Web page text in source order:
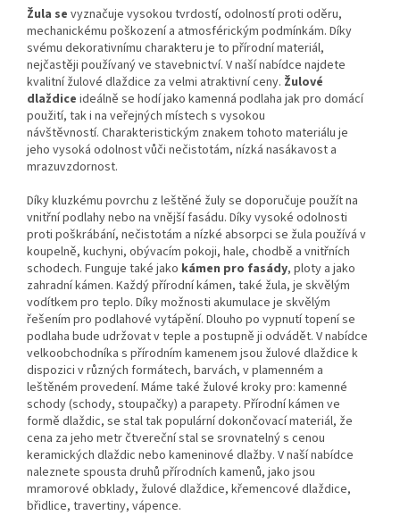
Žula se vyznačuje vysokou tvrdostí, odolností proti oděru,
mechanickému poškození a atmosférickým podmínkám. Díky
svému dekorativnímu charakteru je to přírodní materiál,
nejčastěji používaný ve stavebnictví. V naší nabídce najdete
kvalitní žulové dlaždice za velmi atraktivní ceny. Žulové
dlaždice ideálně se hodí jako kamenná podlaha jak pro domácí
použití, tak i na veřejných místech s vysokou
návštěvností. Charakteristickým znakem tohoto materiálu je
jeho vysoká odolnost vůči nečistotám, nízká nasákavost a
mrazuvzdornost.
Díky kluzkému povrchu z leštěné žuly se doporučuje použít na
vnitřní podlahy nebo na vnější fasádu. Díky vysoké odolnosti
proti poškrábání, nečistotám a nízké absorpci se žula používá v
koupelně, kuchyni, obývacím pokoji, hale, chodbě a vnitřních
schodech. Funguje také jako kámen pro fasády, ploty a jako
zahradní kámen. Každý přírodní kámen, také žula, je skvělým
vodítkem pro teplo. Díky možnosti akumulace je skvělým
řešením pro podlahové vytápění. Dlouho po vypnutí topení se
podlaha bude udržovat v teple a postupně ji odvádět. V nabídce
velkoobchodníka s přírodním kamenem jsou žulové dlaždice k
dispozici v různých formátech, barvách, v plamenném a
leštěném provedení. Máme také žulové kroky pro: kamenné
schody (schody, stoupačky) a parapety. Přírodní kámen ve
formě dlaždic, se stal tak populární dokončovací materiál, že
cena za jeho metr čtvereční stal se srovnatelný s cenou
keramických dlaždic nebo kameninové dlažby. V naší nabídce
naleznete spousta druhů přírodních kamenů, jako jsou
mramorové obklady, žulové dlaždice, křemencové dlaždice,
břidlice, travertiny, vápence.